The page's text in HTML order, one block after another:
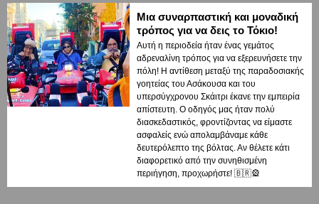
Μια συναρπαστική και μοναδική
τρόπος για να δεις το Τόκιο!
Αυτή η περιοδεία ήταν ένας γεμάτος
αδρεναλίνη τρόπος για να εξερευνήσετε την
πόλη! Η αντίθεση μεταξύ της παραδοσιακής
γοητείας του Ασάκουσα και του
υπερσύγχρονου Σκάιτρι έκανε την εμπειρία
απίστευτη. Ο οδηγός μας ήταν πολύ
διασκεδαστικός, φροντίζοντας να είμαστε
ασφαλείς ενώ απολαμβάναμε κάθε
δευτερόλεπτο της βόλτας. Αν θέλετε κάτι
διαφορετικό από την συνηθισμένη
περιήγηση, προχωρήστε! 🇧🇷🎡